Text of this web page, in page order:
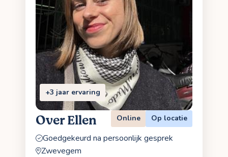
+3 jaar ervaring
Over Ellen Online Op locatie
Goedgekeurd na persoonlijk gesprek
Zwevegem